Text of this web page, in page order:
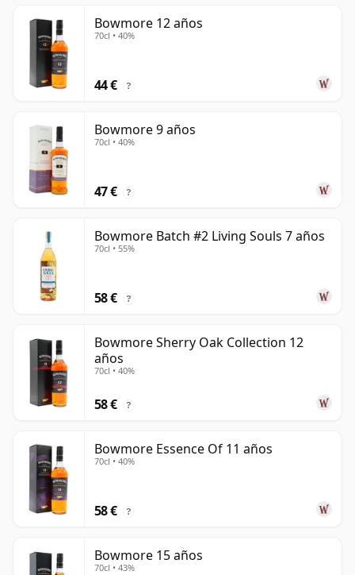
Bowmore 12 años
70cl • 40%
44 € ?
Bowmore 9 años
70cl • 40%
47 € ?
Bowmore Batch #2 Living Souls 7 años
70cl • 55%
58 € ?
Bowmore Sherry Oak Collection 12
años
70cl • 40%
58 € ?
Bowmore Essence Of 11 años
70cl • 40%
58 € ?
Bowmore 15 años
70cl • 43%